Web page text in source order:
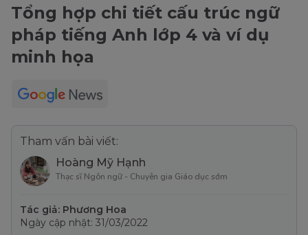
Tổng hợp chi tiết cấu trúc ngữ
pháp tiếng Anh lớp 4 và ví dụ
minh họa
Tham vấn bài viết:
Hoàng Mỹ Hạnh
Thạc sĩ Ngôn ngữ - Chuyên gia Giáo dục sớm
Tác giả: Phương Hoa
Ngày cập nhật: 31/03/2022